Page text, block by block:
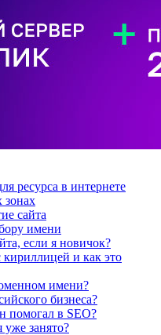
ресурса в интернете
зонах
сайта
имени
если я новичок?
и как это
имени?
бизнеса?
помогал в SEO?
занято?